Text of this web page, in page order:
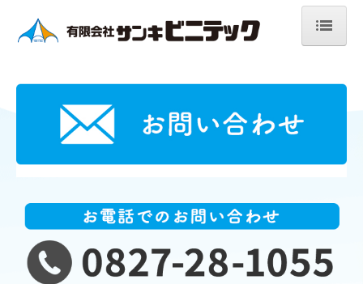
会社案内
業務案内
ご依頼の流れ
施工事例